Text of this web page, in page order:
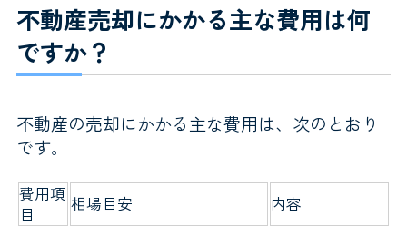
不動産売却にかかる主な費用は何
ですか？
不動産の売却にかかる主な費用は、次のとおり
です。
費用項
目
相場目安
内容